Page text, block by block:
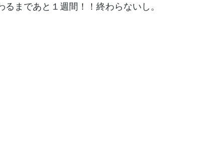
まであと１週間！！終わらないし。